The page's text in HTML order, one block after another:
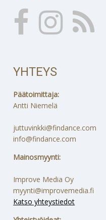
YHTEYS
Päätoimittaja:
Antti Niemelä
juttuvinkki@findance.com
info@findance.com
Mainosmyynti:
Improve Media Oy
myynti@improvemedia.fi
Katso yhteystiedot